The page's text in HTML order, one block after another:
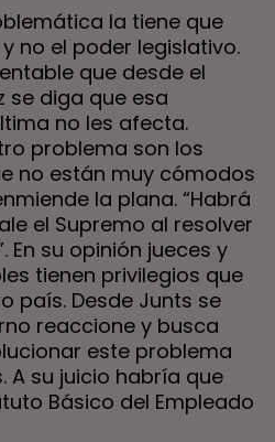
la tiene que
no el poder legislativo.
que desde el
se diga que esa
no les afecta.
problema son los
no están muy cómodos
la plana. “Habrá
el Supremo al resolver
En su opinión jueces y
tienen privilegios que
país. Desde Junts se
reaccione y busca
este problema
A su juicio habría que
Básico del Empleado